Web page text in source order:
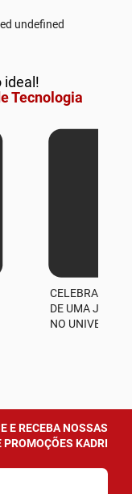
undefined
ideal!
Tecnologia
CELEBRAMOS
DE UMA
NO UNIVERSO
E RECEBA NOSSAS
PROMOÇÕES KADRI